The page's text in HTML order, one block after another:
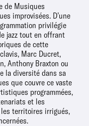
de Musiques
improvisées. D’une
privilégie
jazz tout en offrant
de cette
Marc Ducret,
Anthony Braxton ou
la diversité dans sa
que couvre ce vaste
programmées,
et les
territoires irrigués,